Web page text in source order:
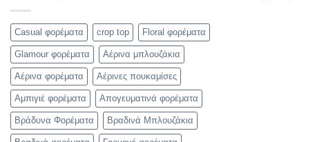
Casual φορέματα crop top Floral φορέματα
Glamour φορέματα Αέρινα μπλουζάκια
Αέρινα φορέματα Αέρινες πουκαμίσες
Αμπιγιέ φορέματα Απογευματινά φορέματα
Βράδυνα Φορέματα Βραδινά Μπλουζάκια